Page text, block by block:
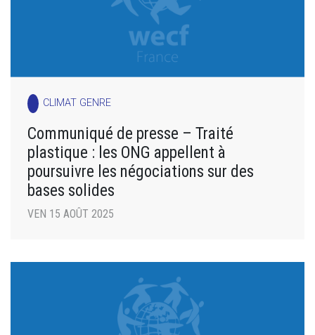
CLIMAT GENRE
Communiqué de presse – Traité
plastique : les ONG appellent à
poursuivre les négociations sur des
bases solides
VEN 15 AOÛT 2025